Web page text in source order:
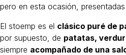
pero en esta ocasión,
El stoemp es el clásico puré de
por supuesto, de patatas,
siempre acompañado de una